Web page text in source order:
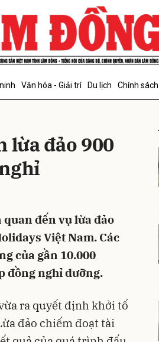
Văn hóa - Giải trí Du lịch Chính sách
lừa đảo 900
quan đến vụ lừa đảo
Việt Nam. Các
của gần 10.000
đồng nghỉ dưỡng.
ra quyết định khởi tố
đảo chiếm đoạt tài